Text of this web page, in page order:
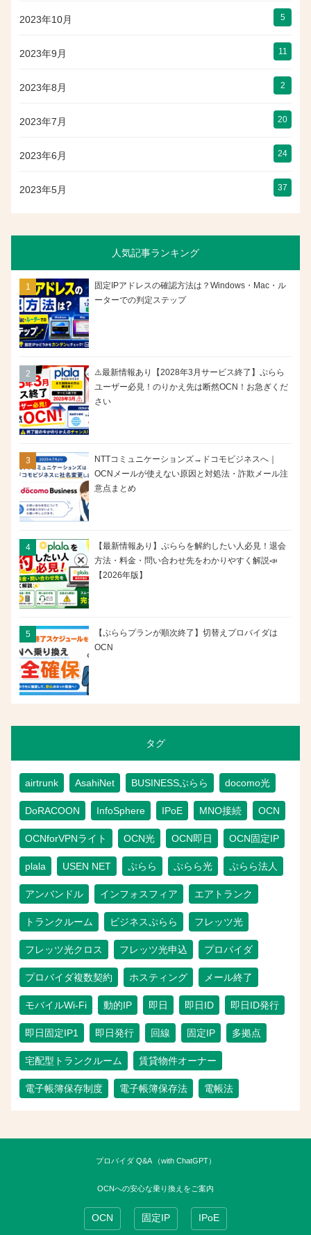
2023年10月 5
2023年9月 11
2023年8月 2
2023年7月 20
2023年6月 24
2023年5月 37
人気記事ランキング
固定IPアドレスの確認方法は？Windows・Mac・ル
ーターでの判定ステップ
⚠️最新情報あり【2028年3月サービス終了】ぷらら
ユーザー必見！のりかえ先は断然OCN！お急ぎくだ
さい
NTTコミュニケーションズ→ドコモビジネスへ｜
OCNメールが使えない原因と対処法・詐欺メール注
意点まとめ
【最新情報あり】ぷららを解約したい人必見！退会
方法・料金・問い合わせ先をわかりやすく解説📣
【2026年版】
【ぷららプランが順次終了】切替えプロバイダは
OCN
タグ
airtrunk AsahiNet BUSINESSぷらら docomo光
DoRACOON InfoSphere IPoE MNO接続 OCN
OCNforVPNライト OCN光 OCN即日 OCN固定IP
plala USEN NET ぷらら ぷらら光 ぷらら法人
アンバンドル インフォスフィア エアトランク
トランクルーム ビジネスぷらら フレッツ光
フレッツ光クロス フレッツ光申込 プロバイダ
プロバイダ複数契約 ホスティング メール終了
モバイルWi-Fi 動的IP 即日 即日ID 即日ID発行
即日固定IP1 即日発行 回線 固定IP 多拠点
宅配型トランクルーム 賃貸物件オーナー
電子帳簿保存制度 電子帳簿保存法 電帳法
プロバイダ Q&A （with ChatGPT）
OCNへの安心な乗り換えをご案内
OCN 固定IP IPoE